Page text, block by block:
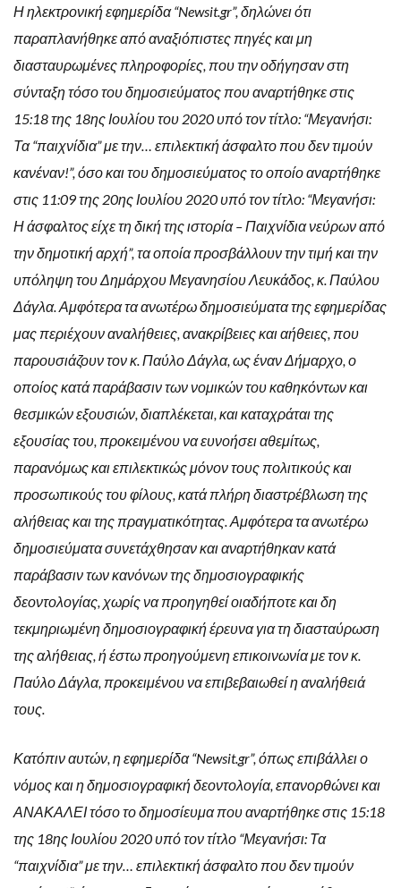
Η ηλεκτρονική εφημερίδα “Newsit.gr”, δηλώνει ότι
παραπλανήθηκε από αναξιόπιστες πηγές και μη
διασταυρωμένες πληροφορίες, που την οδήγησαν στη
σύνταξη τόσο του δημοσιεύματος που αναρτήθηκε στις
15:18 της 18ης Ιουλίου του 2020 υπό τον τίτλο: “Μεγανήσι:
Τα “παιχνίδια” με την… επιλεκτική άσφαλτο που δεν τιμούν
κανέναν!”, όσο και του δημοσιεύματος το οποίο αναρτήθηκε
στις 11:09 της 20ης Ιουλίου 2020 υπό τον τίτλο: “Μεγανήσι:
Η άσφαλτος είχε τη δική της ιστορία – Παιχνίδια νεύρων από
την δημοτική αρχή”, τα οποία προσβάλλουν την τιμή και την
υπόληψη του Δημάρχου Μεγανησίου Λευκάδος, κ. Παύλου
Δάγλα. Αμφότερα τα ανωτέρω δημοσιεύματα της εφημερίδας
μας περιέχουν αναλήθειες, ανακρίβειες και αήθειες, που
παρουσιάζουν τον κ. Παύλο Δάγλα, ως έναν Δήμαρχο, ο
οποίος κατά παράβασιν των νομικών του καθηκόντων και
θεσμικών εξουσιών, διαπλέκεται, και καταχράται της
εξουσίας του, προκειμένου να ευνοήσει αθεμίτως,
παρανόμως και επιλεκτικώς μόνον τους πολιτικούς και
προσωπικούς του φίλους, κατά πλήρη διαστρέβλωση της
αλήθειας και της πραγματικότητας. Αμφότερα τα ανωτέρω
δημοσιεύματα συνετάχθησαν και αναρτήθηκαν κατά
παράβασιν των κανόνων της δημοσιογραφικής
δεοντολογίας, χωρίς να προηγηθεί οιαδήποτε και δη
τεκμηριωμένη δημοσιογραφική έρευνα για τη διασταύρωση
της αλήθειας, ή έστω προηγούμενη επικοινωνία με τον κ.
Παύλο Δάγλα, προκειμένου να επιβεβαιωθεί η αναλήθειά
τους.
Κατόπιν αυτών, η εφημερίδα “Newsit.gr”, όπως επιβάλλει ο
νόμος και η δημοσιογραφική δεοντολογία, επανορθώνει και
ΑΝΑΚΑΛΕΙ τόσο το δημοσίευμα που αναρτήθηκε στις 15:18
της 18ης Ιουλίου 2020 υπό τον τίτλο “Μεγανήσι: Τα
“παιχνίδια” με την… επιλεκτική άσφαλτο που δεν τιμούν